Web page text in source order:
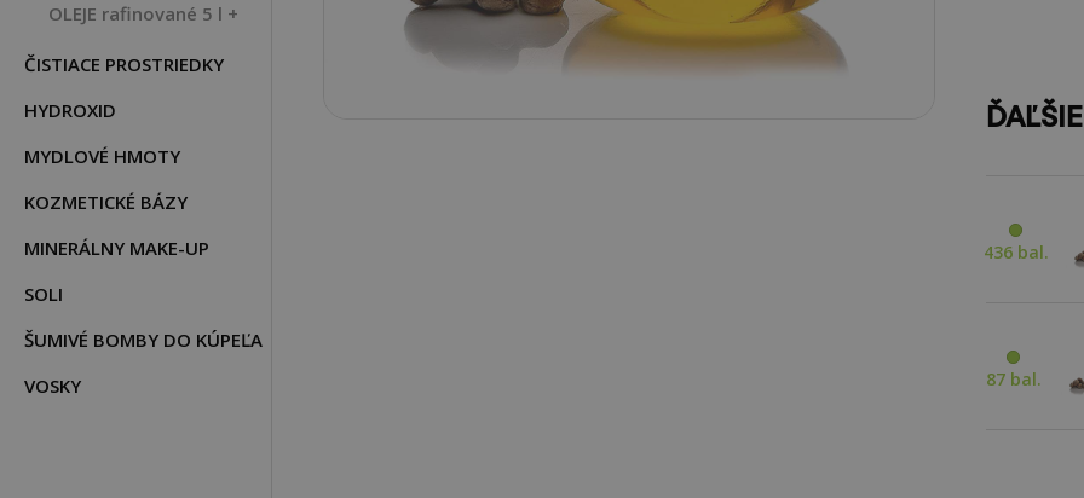
OLEJE rafinované 5 l +
ČISTIACE PROSTRIEDKY
HYDROXID
MYDLOVÉ HMOTY
KOZMETICKÉ BÁZY
MINERÁLNY MAKE-UP
SOLI
ŠUMIVÉ BOMBY DO KÚPEĽA
VOSKY
436 bal.
87 bal.